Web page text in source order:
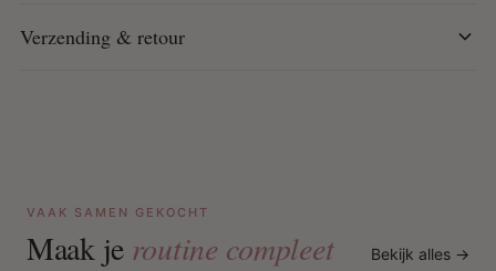
Verzending & retour
VAAK SAMEN GEKOCHT
Maak je routine compleet Bekijk alles →